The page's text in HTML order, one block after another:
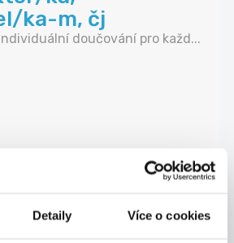
Detaily Více o cookies
ka-m, čj
doučování pro každ...
23.07.2026
výroby |